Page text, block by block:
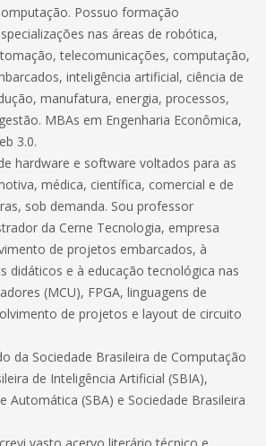
Possuo formação
nas áreas de robótica,
telecomunicações, computação,
inteligência artificial, ciência de
manufatura, energia, processos,
MBAs em Engenharia Econômica,
3.0.
hardware e software voltados para as
médica, científica, comercial e de
sob demanda. Sou professor
da Cerne Tecnologia, empresa
de projetos embarcados, à
didáticos e à educação tecnológica nas
(MCU), FPGA, linguagens de
de projetos e layout de circuito
da Sociedade Brasileira de Computação
de Inteligência Artificial (SBIA),
Automática (SBA) e Sociedade Brasileira